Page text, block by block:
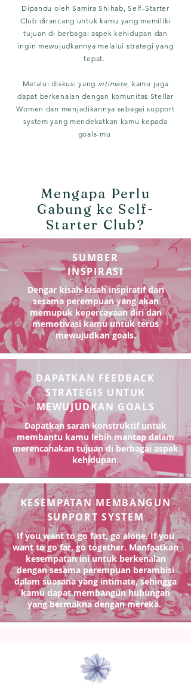
Dipandu oleh Samira Shihab, Self-Starter
Club dirancang untuk kamu yang memiliki
tujuan di berbagai aspek kehidupan dan
ingin mewujudkannya melalui strategi yang
tepat.
Melalui diskusi yang intimate, kamu juga
dapat berkenalan dengan komunitas Stellar
Women dan menjadikannya sebagai support
system yang mendekatkan kamu kepada
goals-mu.
Mengapa Perlu
Gabung ke Self-
Starter Club?
SUMBER
INSPIRASI
Dengar kisah-kisah inspiratif dari
sesama perempuan yang akan
memupuk kepercayaan diri dan
memotivasi kamu untuk terus
mewujudkan goals.
DAPATKAN FEEDBACK
STRATEGIS UNTUK
MEWUJUDKAN GOALS
Dapatkan saran konstruktif untuk
membantu kamu lebih mantap dalam
merencanakan tujuan di berbagai aspek
kehidupan.
KESEMPATAN MEMBANGUN
SUPPORT SYSTEM
If you want to go fast, go alone. If you
want to go far, go together. Manfaatkan
kesempatan ini untuk berkenalan
dengan sesama perempuan berambisi
dalam suasana yang intimate, sehingga
kamu dapat membangun hubungan
yang bermakna dengan mereka.